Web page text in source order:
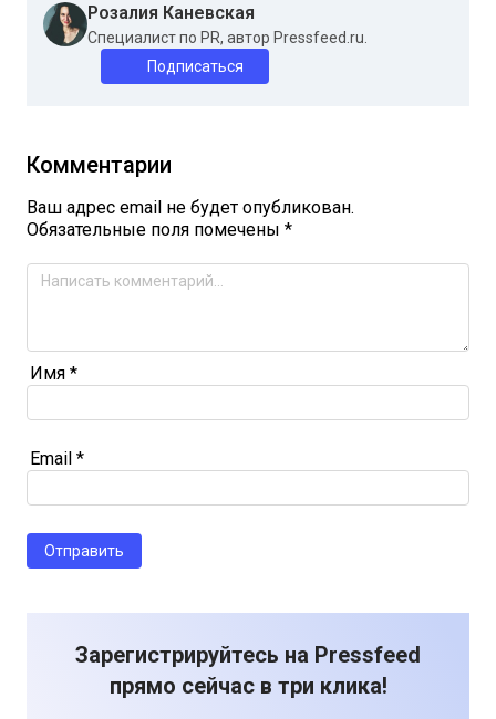
Розалия Каневская
Специалист по PR, автор Pressfeed.ru.
Подписаться
Комментарии
Ваш адрес email не будет опубликован.
Обязательные поля помечены *
Имя *
Email *
Зарегистрируйтесь на Pressfeed
прямо сейчас в три клика!